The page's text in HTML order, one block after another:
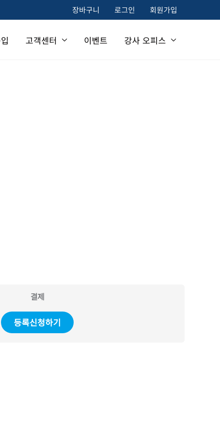
장바구니 로그인 회원가입
고객센터 이벤트 강사 오피스
결제
등록신청하기